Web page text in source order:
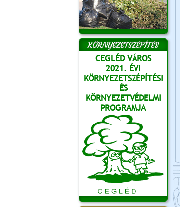
KÖRNYEZETSZÉPÍTÉS
CEGLÉD VÁROS
2021. ÉVI
KÖRNYEZETSZÉPÍTÉSI
ÉS
KÖRNYEZETVÉDELMI
PROGRAMJA